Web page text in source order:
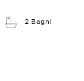
2 Bagni